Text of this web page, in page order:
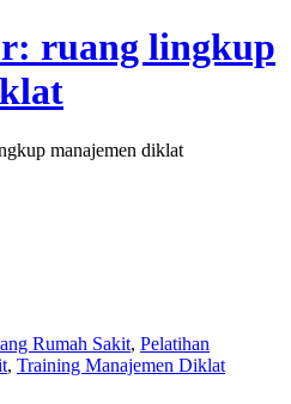
ruang lingkup
manajemen diklat
Rumah Sakit, Pelatihan
, Training Manajemen Diklat